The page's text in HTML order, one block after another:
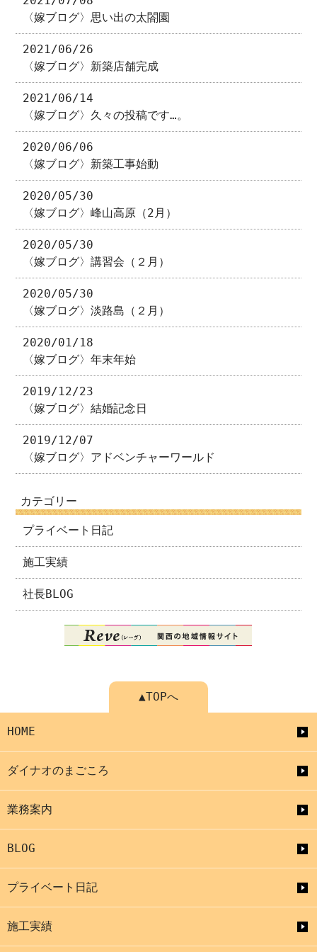
〈嫁ブログ〉思い出の太閤園
2021/06/26
〈嫁ブログ〉新築店舗完成
2021/06/14
〈嫁ブログ〉久々の投稿です…。
2020/06/06
〈嫁ブログ〉新築工事始動
2020/05/30
〈嫁ブログ〉峰山高原（2月）
2020/05/30
〈嫁ブログ〉講習会（２月）
2020/05/30
〈嫁ブログ〉淡路島（２月）
2020/01/18
〈嫁ブログ〉年末年始
2019/12/23
〈嫁ブログ〉結婚記念日
2019/12/07
〈嫁ブログ〉アドベンチャーワールド
カテゴリー
プライベート日記
施工実績
社長BLOG
▲TOPへ
HOME
ダイナオのまごころ
業務案内
BLOG
プライベート日記
施工実績